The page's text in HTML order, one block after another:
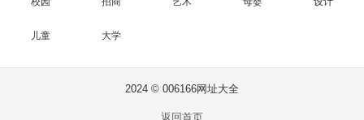
儿童 大学
2024 © 006166网址大全
返回首页